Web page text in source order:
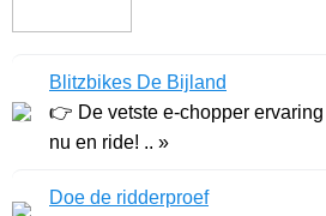
Blitzbikes De Bijland
👉 De vetste e-chopper
nu en ride! .. »
Doe de ridderproef